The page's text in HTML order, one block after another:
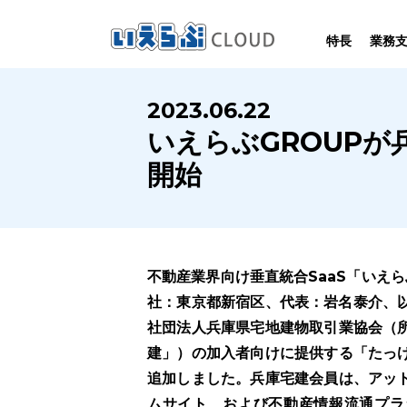
特長 業務
SYSTEM
いえらぶCLOUDは不動産業務を
幅広く支援しています。
業
HOMEPAGE
いえらぶは集客用ホームページを
不動産業に特化して制作しています。
PERFORMANCE
いえらぶCLOUDを実際にご利用の
お客様の声と制作実績のご紹介です。
INFORMATION
いえらぶCLOUDや不動産業界に関する
ニュース･ノウハウをお伝えします。
2023.06.22
いえらぶGROUPが
開始
不動産業界向け垂直統合SaaS「いえ
社：東京都新宿区、代表：岩名泰介
社団法人兵庫県宅地建物取引業協会（
建」）の加入者向けに提供する「たっ
追加しました。兵庫宅建会員は、アッ